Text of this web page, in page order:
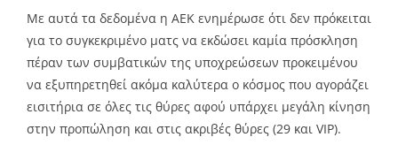
Με αυτά τα δεδομένα η ΑΕΚ ενημέρωσε ότι δεν πρόκειται
για το συγκεκριμένο ματς να εκδώσει καμία πρόσκληση
πέραν των συμβατικών της υποχρεώσεων προκειμένου
να εξυπηρετηθεί ακόμα καλύτερα ο κόσμος που αγοράζει
εισιτήρια σε όλες τις θύρες αφού υπάρχει μεγάλη κίνηση
στην προπώληση και στις ακριβές θύρες (29 και VIP).